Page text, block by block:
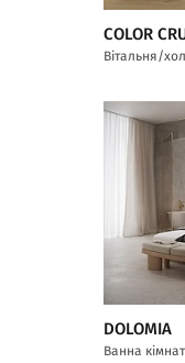
COLOR
Вітальня/
DOLOMIA
Ванна